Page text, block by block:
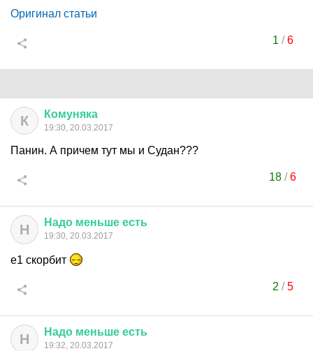
Оригинал статьи
1 /6
К Комуняка
19:30, 20.03.2017
Панин. А причем тут мы и Судан???
18 /6
Н Надо меньше есть
19:30, 20.03.2017
е1 скорбит
2 /5
Н Надо меньше есть
19:32, 20.03.2017